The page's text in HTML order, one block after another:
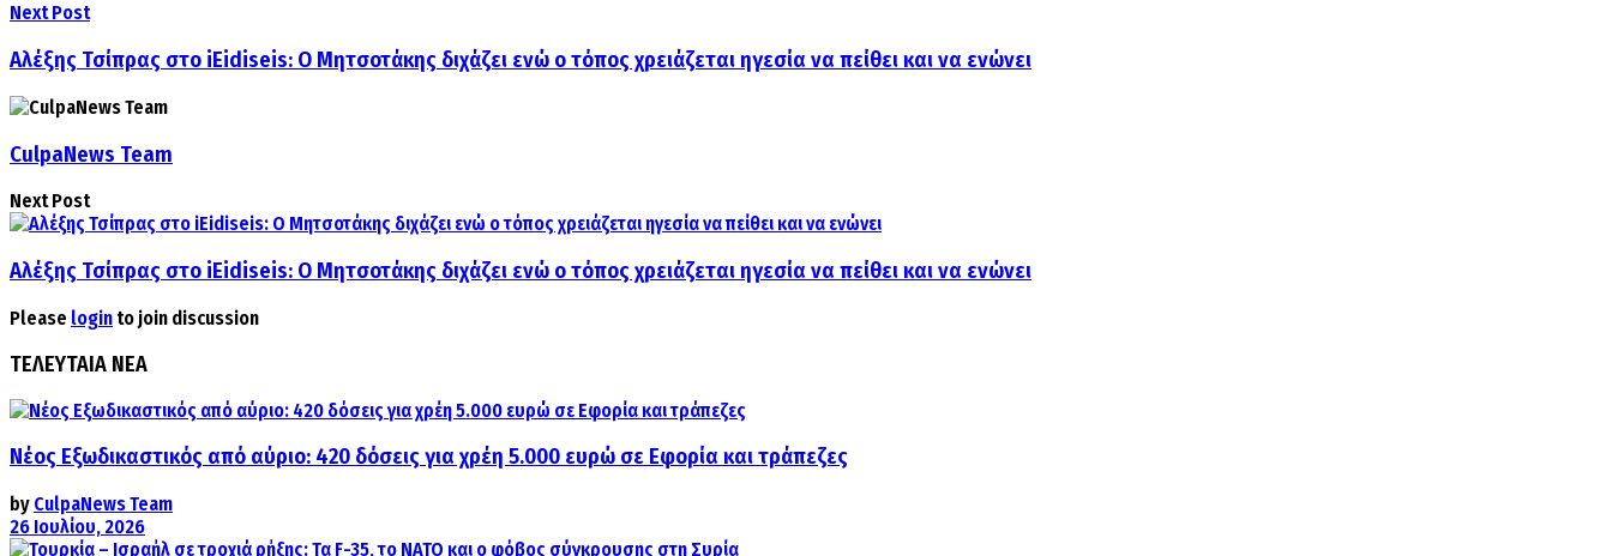
Next Post
Αλέξης Τσίπρας στο iEidiseis: Ο Μητσοτάκης διχάζει ενώ ο τόπος χρειάζεται ηγεσία να πείθει και να ενώνει
CulpaNews Team
Next Post
Αλέξης Τσίπρας στο iEidiseis: Ο Μητσοτάκης διχάζει ενώ ο τόπος χρειάζεται ηγεσία να πείθει και να ενώνει
Please login to join discussion
ΤΕΛΕΥΤΑΙΑ ΝΕΑ
Νέος Εξωδικαστικός από αύριο: 420 δόσεις για χρέη 5.000 ευρώ σε Εφορία και τράπεζες
by CulpaNews Team
26 Ιουλίου, 2026